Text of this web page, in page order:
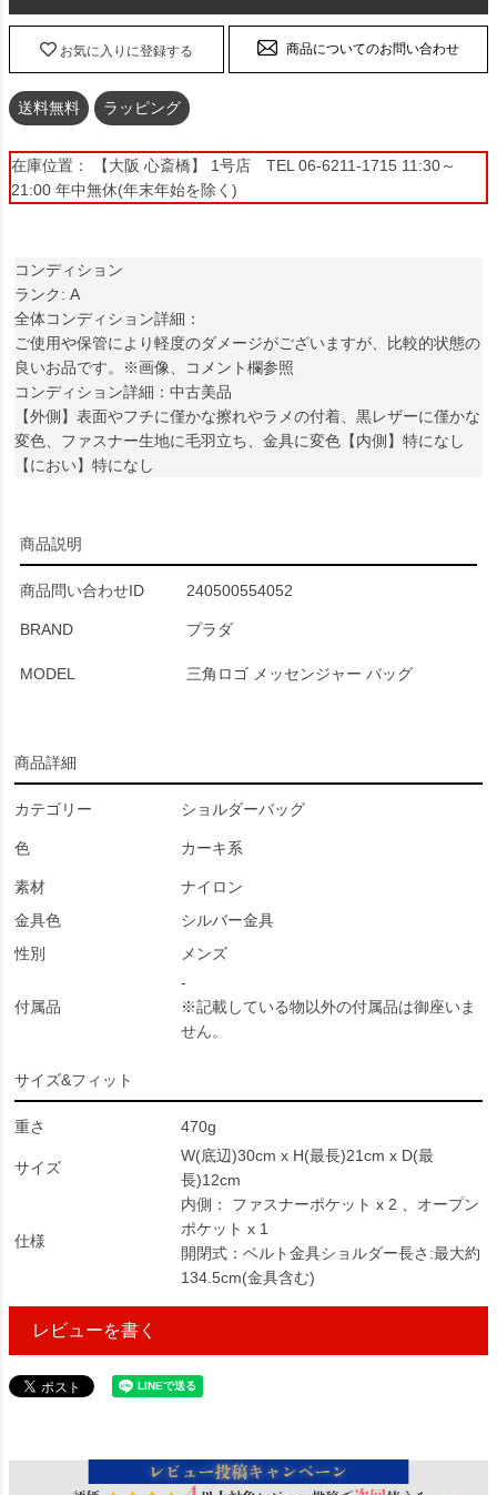
お気に入りに登録する 商品についてのお問い合わせ
送料無料 ラッピング
在庫位置： 【大阪 心斎橋】 1号店 TEL 06-6211-1715 11:30～
21:00 年中無休(年末年始を除く)
コンディション
ランク: A
全体コンディション詳細：
ご使用や保管により軽度のダメージがございますが、比較的状態の
良いお品です。※画像、コメント欄参照
コンディション詳細：中古美品
【外側】表面やフチに僅かな擦れやラメの付着、黒レザーに僅かな
変色、ファスナー生地に毛羽立ち、金具に変色【内側】特になし
【におい】特になし
商品説明
商品問い合わせID 240500554052
BRAND プラダ
MODEL 三角ロゴ メッセンジャー バッグ
商品詳細
カテゴリー ショルダーバッグ
色 カーキ系
素材
ナイロン
金具色
シルバー金具
性別
メンズ
付属品
-
※記載している物以外の付属品は御座いま
せん。
サイズ&フィット
重さ 470g
サイズ
W(底辺)30cm x H(最長)21cm x D(最
長)12cm
仕様
内側： ファスナーポケット x 2 、オープン
ポケット x 1
開閉式：ベルト金具ショルダー長さ:最大約
134.5cm(金具含む)
レビューを書く